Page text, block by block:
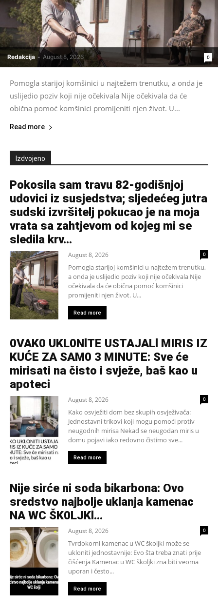
Redakcija - August 8, 2026 0
Pomogla starijoj komšinici u najtežem trenutku, a onda je
uslijedio poziv koji nije očekivala Nije očekivala da će
obična pomoć komšinici promijeniti njen život. U...
Read more
Izdvojeno
Pokosila sam travu 82-godišnjoj
udovici iz susjedstva; sljedećeg jutra
sudski izvršitelj pokucao je na moja
vrata sa zahtjevom od kojeg mi se
sledila krv...
August 8, 2026 0
Pomogla starijoj komšinici u najtežem trenutku,
a onda je uslijedio poziv koji nije očekivala Nije
očekivala da će obična pomoć komšinici
promijeniti njen život. U...
Read more
0VAK0 UKL0NlTE USTAJALl MIRIS IZ
KUĆE ZA SAM0 3 MINUTE: Sve će
mirisati na čisto i svježe, baš kao u
apoteci
August 8, 2026 0
Kako osvježiti dom bez skupih osvježivača:
Jednostavni trikovi koji mogu pomoći protiv
neugodnih mirisa Nekad se neugodan miris u
domu pojavi iako redovno čistimo sve...
Read more
Nije sirće ni soda bikarbona: Ovo
sredstvo najbolje uklanja kamenac
NA WC ŠK0LJKl…
August 8, 2026 0
Tvrdokorni kamenac u WC školjki može se
ukloniti jednostavnije: Evo šta treba znati prije
čišćenja Kamenac u WC školjki zna biti veoma
uporan i često...
Read more